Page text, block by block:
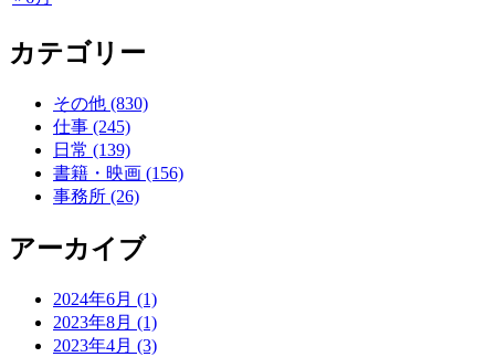
カテゴリー
その他 (830)
仕事 (245)
日常 (139)
書籍・映画 (156)
事務所 (26)
アーカイブ
2024年6月 (1)
2023年8月 (1)
2023年4月 (3)